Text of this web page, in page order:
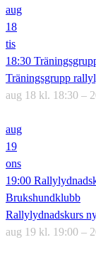
aug
18
tis
18:30
Träningsgrupp
aug 18 kl. 18:30 –
aug
19
ons
19:00
Brukshundklubb
Rallylydnadskurs
aug 19 kl. 19:00 –